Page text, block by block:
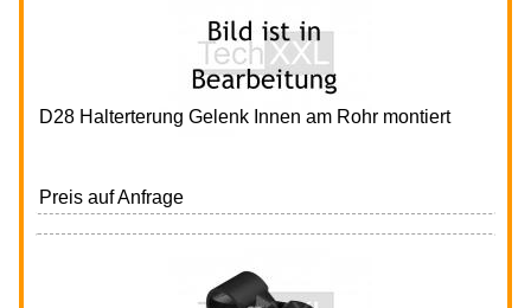
D28 Halterterung Gelenk Innen am Rohr montiert
Preis auf Anfrage